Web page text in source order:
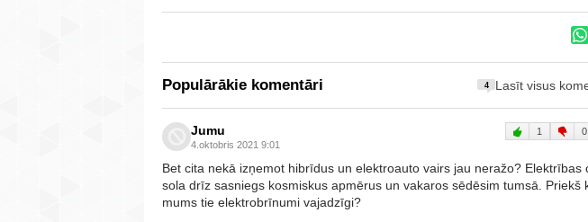
Populārākie komentāri 4 Lasīt visus
Jumu
4.oktobris 2021 9:01
1 0
Bet cita nekā izņemot hibrīdus un elektroauto vairs jau neražo? Elektrības
sola drīz sasniegs kosmiskus apmērus un vakaros sēdēsim tumsā. Priekš
mums tie elektrobrīnumi vajadzīgi?